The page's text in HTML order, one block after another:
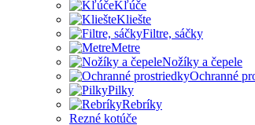
Kľúče
Kliešte
Filtre, sáčky
Metre
Nožíky a čepele
Ochranné
Pilky
Rebríky
Rezné kotúče